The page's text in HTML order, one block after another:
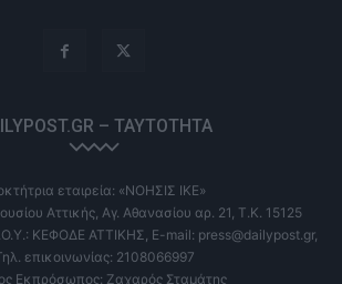
– ΤΑΥΤΌΤΗΤΑ
εταιρεία: «ΝΟΗΣΙΣ ΙΚΕ»
Αττικής, Αγ. Αθανασίου αρ. 21, Τ.Κ. 15125
ΚΕΦΟΔΕ ΑΤΤΙΚΗΣ, E-mail: press@dailypost.gr,
επικοινωνίας: 2108066997
Εκπρόσωπος: Ζαχαρός Σταμάτης